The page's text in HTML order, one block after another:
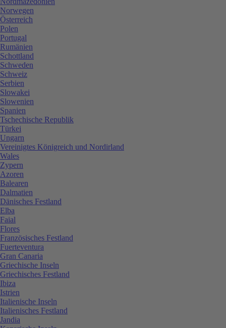
Norwegen
Österreich
Polen
Portugal
Rumänien
Schottland
Schweden
Schweiz
Serbien
Slowakei
Slowenien
Spanien
Tschechische Republik
Türkei
Ungarn
Vereinigtes Königreich und Nordirland
Wales
Zypern
Azoren
Balearen
Dalmatien
Dänisches Festland
Elba
Faial
Flores
Französisches Festland
Fuerteventura
Gran Canaria
Griechische Inseln
Griechisches Festland
Ibiza
Istrien
Italienische Inseln
Italienisches Festland
Jandia